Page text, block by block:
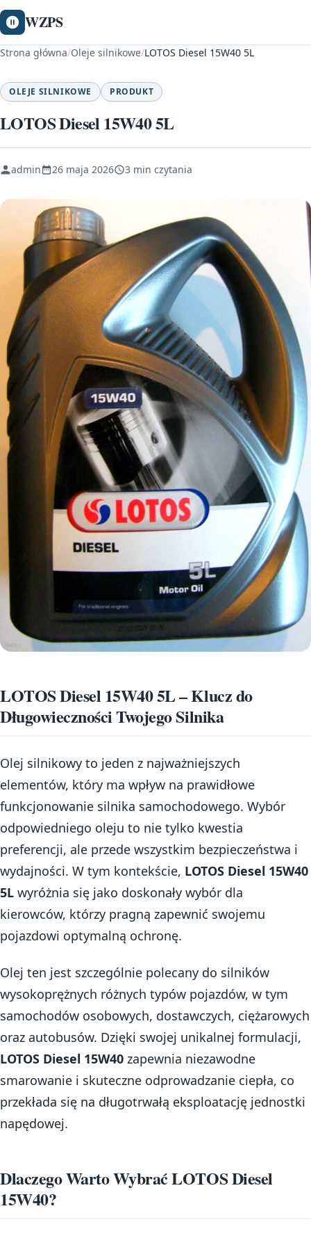
WZPS
Strona główna/Oleje silnikowe/LOTOS Diesel 15W40 5L
OLEJE SILNIKOWE PRODUKT
LOTOS Diesel 15W40 5L
admin 26 maja 2026 3 min czytania
LOTOS Diesel 15W40 5L – Klucz do
Długowieczności Twojego Silnika
Olej silnikowy to jeden z najważniejszych
elementów, który ma wpływ na prawidłowe
funkcjonowanie silnika samochodowego. Wybór
odpowiedniego oleju to nie tylko kwestia
preferencji, ale przede wszystkim bezpieczeństwa i
wydajności. W tym kontekście, LOTOS Diesel 15W40
5L wyróżnia się jako doskonały wybór dla
kierowców, którzy pragną zapewnić swojemu
pojazdowi optymalną ochronę.
Olej ten jest szczególnie polecany do silników
wysokoprężnych różnych typów pojazdów, w tym
samochodów osobowych, dostawczych, ciężarowych
oraz autobusów. Dzięki swojej unikalnej formulacji,
LOTOS Diesel 15W40 zapewnia niezawodne
smarowanie i skuteczne odprowadzanie ciepła, co
przekłada się na długotrwałą eksploatację jednostki
napędowej.
Dlaczego Warto Wybrać LOTOS Diesel
15W40?